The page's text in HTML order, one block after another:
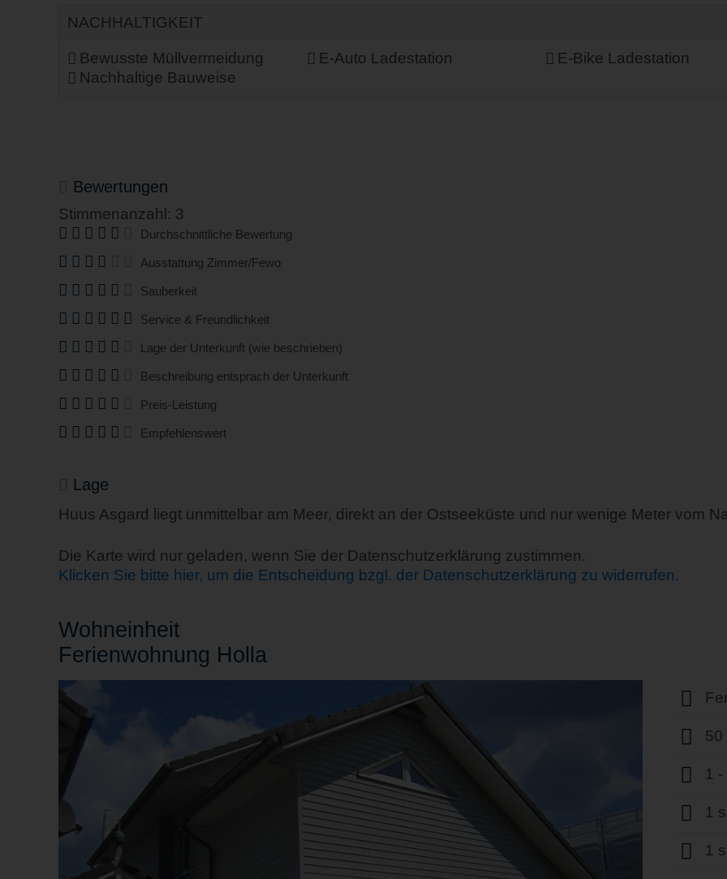
NACHHALTIGKEIT
Bewusste Müllvermeidung E-Auto Ladestation E-Bike Ladestation
Nachhaltige Bauweise
Bewertungen
Stimmenanzahl: 3
Durchschnittliche Bewertung
Ausstattung Zimmer/Fewo
Sauberkeit
Service & Freundlichkeit
Lage der Unterkunft (wie beschrieben)
Beschreibung entsprach der Unterkunft
Preis-Leistung
Empfehlenswert
Lage
Huus Asgard liegt unmittelbar am Meer, direkt an der Ostseeküste und nur wenige Meter vom
Die Karte wird nur geladen, wenn Sie der Datenschutzerklärung zustimmen.
Klicken Sie bitte hier, um die Entscheidung bzgl. der Datenschutzerklärung zu widerrufen.
Wohneinheit
Ferienwohnung Holla
50
1
1
1